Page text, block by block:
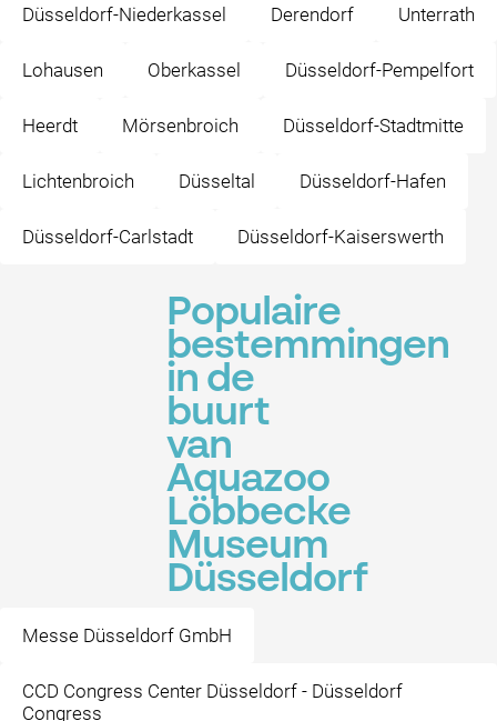
Düsseldorf-Niederkassel Derendorf Unterrath
Lohausen Oberkassel Düsseldorf-Pempelfort
Heerdt Mörsenbroich Düsseldorf-Stadtmitte
Lichtenbroich Düsseltal Düsseldorf-Hafen
Düsseldorf-Carlstadt Düsseldorf-Kaiserswerth
Populaire
bestemmingen
in de
buurt
van
Aquazoo
Löbbecke
Museum
Düsseldorf
Messe Düsseldorf GmbH
CCD Congress Center Düsseldorf - Düsseldorf
Congress